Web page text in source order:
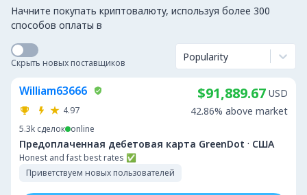
Начните покупать криптовалюту, используя более 300
способов оплаты в
Скрыть новых поставщиков Popularity
William63666
4.97
5.3k сделок online
Предоплаченная дебетовая карта GreenDot · США
Honest and fast best rates ✅
Приветствуем новых пользователей
$91,889.67 USD
42.86% above market